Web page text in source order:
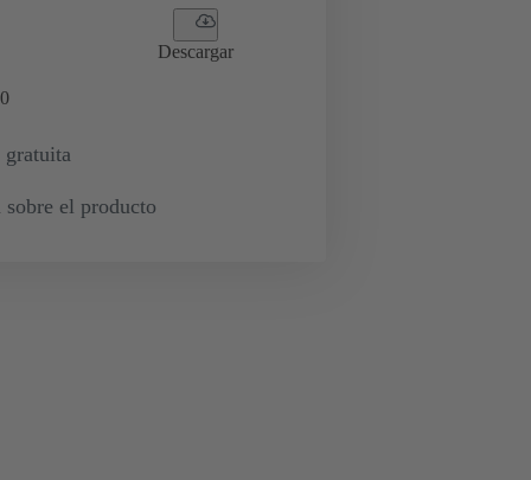
Descargar
0
gratuita
sobre el producto